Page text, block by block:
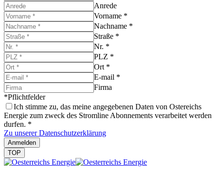
Anrede
Vorname *
Nachname *
Straße *
Nr. *
PLZ *
Ort *
E-mail *
Firma
*Pflichtfelder
Ich stimme zu, das meine angegebenen Daten von Ostereichs
Energie zum zweck des Stromline Abonnements verarbeitet werden
durfen. *
Zu unserer Datenschutzerklärung
Anmelden
TOP